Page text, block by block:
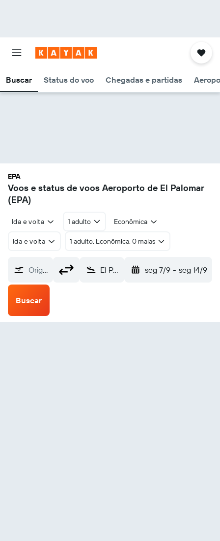
Buscar Status do voo Chegadas e partidas
EPA
Voos e status de voos Aeroporto de El Palomar
(EPA)
Ida e volta 1 adulto Econômica
Ida e volta 1 adulto, Econômica, 0 malas
Origem El Palomar (EPA) seg 7/9 - seg 14/9
Buscar